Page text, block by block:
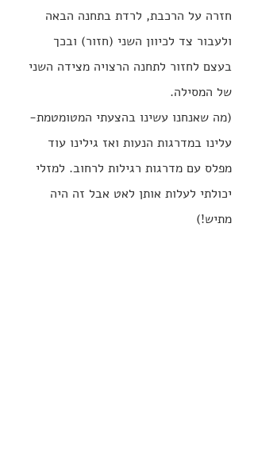
חזרה על הרכבת, לרדת בתחנה הבאה
ולעבור צד לכיוון השני (חזור) ובכך
בעצם לחזור לתחנה הרצויה מצידה השני
של המסילה.
(מה שאנחנו עשינו בהצעתי המטומטמת-
עלינו במדרגות הנעות ואז גילינו עוד
מפלס עם מדרגות רגילות לרחוב. למזלי
יכולתי לעלות אותן לאט אבל זה היה
מתיש!)